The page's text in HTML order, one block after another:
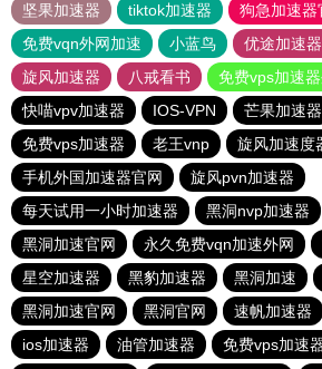
坚果加速器
tiktok加速器
狗急加速器
免费vqn外网加速
小蓝鸟 优途加速
旋风加速器
八戒看书
免费vps加速
快喵vpv加速器
IOS-VPN 芒果加速器
免费vps加速器
老王vnp 旋风加速度
手机外国加速器官网
旋风pvn加速器
每天试用一小时加速器
黑洞nvp加速器
黑洞加速官网
永久免费vqn加速外网
星空加速器
黑豹加速器 黑洞加速
黑洞加速官网
黑洞官网 速帆加速器
ios加速器
油管加速器 免费vps加速